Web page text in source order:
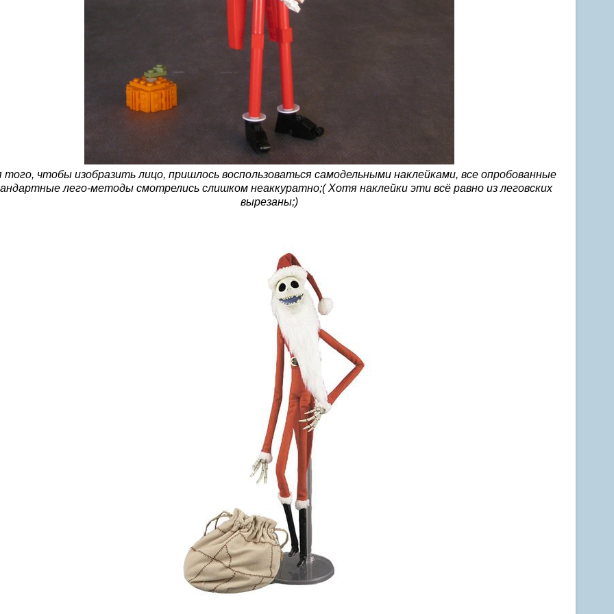
того, чтобы изобразить лицо, пришлось воспользоваться самодельными наклейками, все опробованные
лего-методы смотрелись слишком неаккуратно;( Хотя наклейки эти всё равно из леговских
вырезаны;)